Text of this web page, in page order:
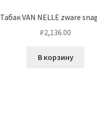
Табак VAN NELLE zware
₽2,136.00
В корзину